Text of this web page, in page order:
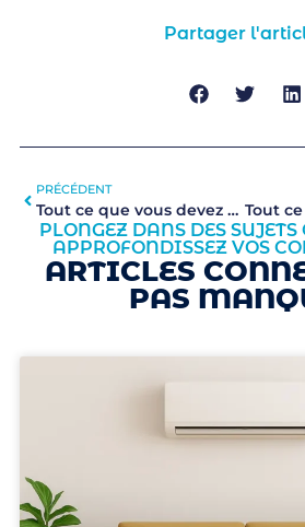
Partager
PRÉCÉDENT
Tout ce que vous devez savoir sur la pompe à chaleur air-air
PLONGEZ DANS DES
APPROFONDISSEZ VOS
ARTICLES
PAS